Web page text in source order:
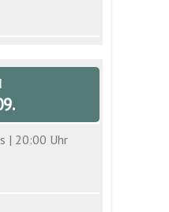
| 20:00 Uhr